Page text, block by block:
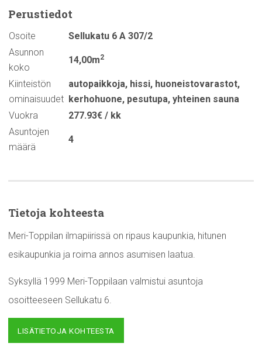
Perustiedot
Osoite
Sellukatu 6 A 307/2
Asunnon
koko
14,00m2
Kiinteistön
ominaisuudet
autopaikkoja, hissi, huoneistovarastot,
kerhohuone, pesutupa, yhteinen sauna
Vuokra
277.93€ / kk
Asuntojen
määrä
4
Tietoja kohteesta
Meri-Toppilan ilmapiirissä on ripaus kaupunkia, hitunen
esikaupunkia ja roima annos asumisen laatua.
Syksyllä 1999 Meri-Toppilaan valmistui asuntoja
osoitteeseen Sellukatu 6.
LISÄTIETOJA KOHTEESTA